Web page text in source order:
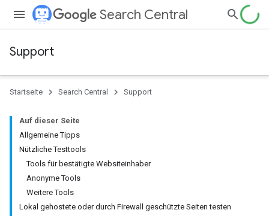
Search Central
Support
Startseite Search Central Support
Auf dieser Seite
Allgemeine Tipps
Nützliche Testtools
Tools für bestätigte Websiteinhaber
Anonyme Tools
Weitere Tools
Lokal gehostete oder durch Firewall geschützte Seiten testen